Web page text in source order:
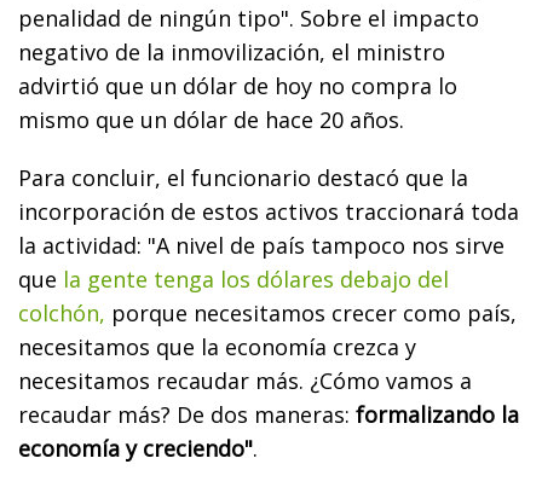
penalidad de ningún tipo". Sobre el impacto
negativo de la inmovilización, el ministro
advirtió que un dólar de hoy no compra lo
mismo que un dólar de hace 20 años.
Para concluir, el funcionario destacó que la
incorporación de estos activos traccionará toda
la actividad: "A nivel de país tampoco nos sirve
que la gente tenga los dólares debajo del
colchón, porque necesitamos crecer como país,
necesitamos que la economía crezca y
necesitamos recaudar más. ¿Cómo vamos a
recaudar más? De dos maneras: formalizando la
economía y creciendo".